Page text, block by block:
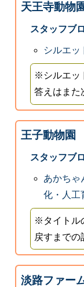
天王寺動物
スタッフブ
シルエッ
※シルエッ
答えはまた
王子動物園
スタッフブ
あかち
化・人工
※タイトル
戻すまでの
淡路ファー